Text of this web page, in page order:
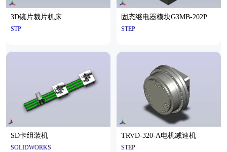
3D镜片裁片机床
STP
固态继电器模块G3MB-202P
STEP
SD卡组装机
SOLIDWORKS
TRVD-320-A电机减速机
STEP